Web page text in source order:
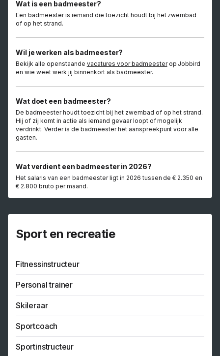
Wat is een badmeester?
Een badmeester is iemand die toezicht houdt bij het zwembad
of op het strand.
Wil je werken als badmeester?
Bekijk alle openstaande vacatures voor badmeesterop Jobbird
en wie weet werk jij binnenkort als badmeester.
Wat doet een badmeester?
De badmeester houdt toezicht bij het zwembad of op het strand.
Hij of zij komt in actie als iemand gevaar loopt of mogelijk
verdrinkt. Verder is de badmeester het aanspreekpunt voor alle
gasten.
Wat verdient een badmeester in 2026?
Het salaris van een badmeester ligt in 2026 tussen de € 2.350 en
€ 2.800 bruto per maand.
Sport en recreatie
Fitnessinstructeur
Personal trainer
Skileraar
Sportcoach
Sportinstructeur